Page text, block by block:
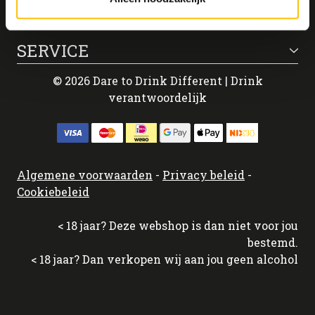
OVER ONS
SERVICE
© 2026 Dare to Drink Different | Drink
verantwoordelijk
Algemene voorwaarden - Privacy beleid -
Cookiebeleid
< 18 jaar? Deze webshop is dan niet voor jou
bestemd.
< 18 jaar? Dan verkopen wij aan jou geen alcohol